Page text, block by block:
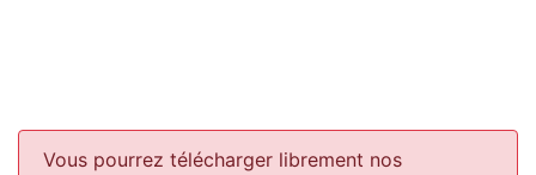
Vous pourrez télécharger librement nos